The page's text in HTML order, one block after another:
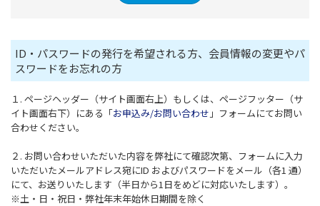
ID・パスワードの発行を希望される方、会員情報の変更やパ
スワードをお忘れの方
１. ページヘッダー（サイト画面右上）もしくは、ページフッター（サ
イト画面右下）にある「お申込み/お問い合わせ 」フォームにてお問い
合わせください。
２. お問い合わせいただいた内容を弊社にて確認次第、フォームに入力
いただいたメールアドレス宛にID およびパスワードをメール（各1 通）
にて、お送りいたします（半日から1日をめどに対応いたします）。
※土・日・祝日・弊社年末年始休日期間を除く